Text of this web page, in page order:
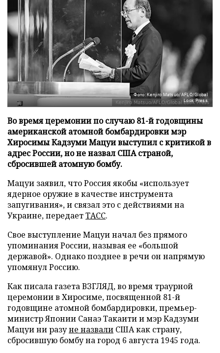
Фото: Kenjiro Matsuo/AFLO/Global
Look Press
Во время церемонии по случаю 81-й годовщины
американской атомной бомбардировки мэр
Хиросимы Кадзуми Мацуи выступил с критикой в
адрес России, но не назвал США страной,
сбросившей атомную бомбу.
Мацуи заявил, что Россия якобы «использует
ядерное оружие в качестве инструмента
запугивания», и связал это с действиями на
Украине, передаетТАСС.
Свое выступление Мацуи начал без прямого
упоминания России, называя ее «большой
державой». Однако позднее в речи он напрямую
упомянул Россию.
Как писала газета ВЗГЛЯД, во время траурной
церемонии в Хиросиме, посвященной 81-й
годовщине атомной бомбардировки, премьер-
министр Японии Санаэ Такаити и мэр Кадзуми
Мацуи ни разуне назвали США как страну,
сбросившую бомбу на город 6 августа 1945 года.